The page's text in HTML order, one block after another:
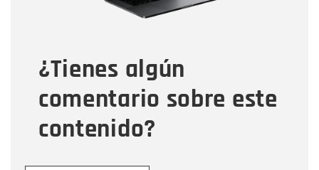
¿Tienes algún
comentario sobre este
contenido?
Tipo de comentario
Mensaje